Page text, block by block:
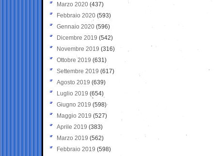
Marzo 2020 (437)
Febbraio 2020 (593)
Gennaio 2020 (596)
Dicembre 2019 (542)
Novembre 2019 (316)
Ottobre 2019 (631)
Settembre 2019 (617)
Agosto 2019 (639)
Luglio 2019 (654)
Giugno 2019 (598)
Maggio 2019 (527)
Aprile 2019 (383)
Marzo 2019 (562)
Febbraio 2019 (598)